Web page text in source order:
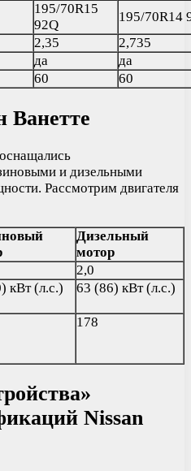
195/70R15
92Q
195/70R14
2,35
2,735
да
да
60 60
Ванетте
и дизельными
Рассмотрим двигателя
Дизельный
мотор
2,0
кВт (л.с.) 63 (86) кВт (л.с.)
178
Nissan